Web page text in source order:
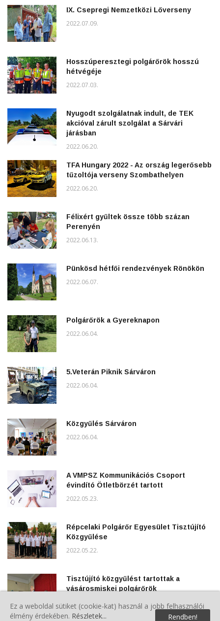
IX. Csepregi Nemzetközi Lőverseny
2022.07.09.
Hosszúperesztegi polgárőrök hosszú
hétvégéje
2022.07.03.
Nyugodt szolgálatnak indult, de TEK
akcióval zárult szolgálat a Sárvári
járásban
2022.06.20.
TFA Hungary 2022 - Az ország legerősebb
tűzoltója verseny Szombathelyen
2022.06.20.
Félixért gyűltek össze több százan
Perenyén
2022.06.13.
Pünkösd hétfői rendezvények Rönökön
2022.06.07.
Polgárőrök a Gyereknapon
2022.06.04.
5.Veterán Piknik Sárváron
2022.06.04.
Közgyűlés Sárváron
2022.06.04.
A VMPSZ Kommunikációs Csoport
évindító Ötletbörzét tartott
2022.05.23.
Répcelaki Polgárőr Egyesület Tisztújító
Közgyűlése
2022.05.22.
Tisztújító közgyűlést tartottak a
vásárosmiskei polgárőrök
2022.05.07.
Ez a weboldal sütiket (cookie-kat) használ a jobb felhasználói
élmény érdekében. Részletek... Rendben!